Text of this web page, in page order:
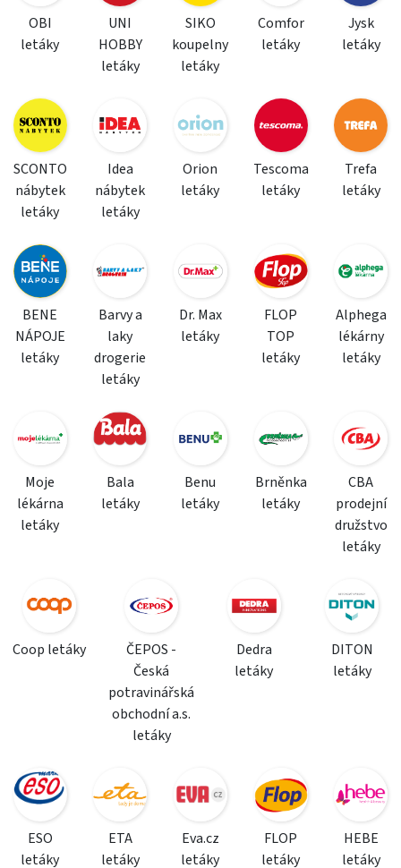
OBI
letáky
UNI
HOBBY
letáky
SIKO
koupelny
letáky
Comfor
letáky
Jysk
letáky
SCONTO
nábytek
letáky
Idea
nábytek
letáky
Orion
letáky
Tescoma
letáky
Trefa
letáky
BENE
NÁPOJE
letáky
Barvy a
laky
drogerie
letáky
Dr. Max
letáky
FLOP
TOP
letáky
Alphega
lékárny
letáky
Moje
lékárna
letáky
Bala
letáky
Benu
letáky
Brněnka
letáky
CBA
prodejní
družstvo
letáky
Coop letáky
ČEPOS -
Česká
potravinářská
obchodní a.s.
letáky
Dedra
letáky
DITON
letáky
ESO
letáky
ETA
letáky
Eva.cz
letáky
FLOP
letáky
HEBE
letáky